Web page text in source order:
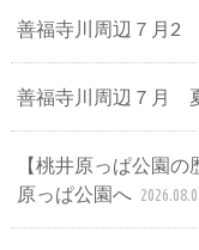
善福寺川周辺７月2
善福寺川周辺７月
【桃井原っぱ公園
原っぱ公園へ